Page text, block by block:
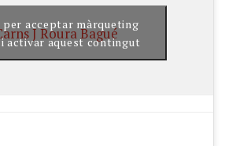
J Roura Bagué
per acceptar màrqueting
activar aquest contingut